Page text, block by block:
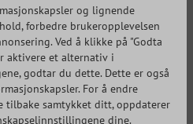
og lignende
forbedre brukeropplevelsen
Ved å klikke på "Godta
aktivere et alternativ i
godtar du dette. Dette er også
For å endre
tilbake samtykket ditt, oppdaterer
dine.